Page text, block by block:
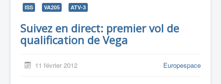
ISS VA205 ATV-3
Suivez en direct: premier vol de
qualification de Vega
11 février 2012 Europespace